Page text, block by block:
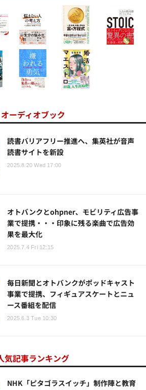
オーディオブック
読書バリアフリー推進へ、集英社が音声
読書サイトを新設
2025.8.20 Wed 17:00
オトバンクとohpner、モビリティ広告事
業で提携・・・印象に残る楽曲で広告効
果を最大化
2025.7.4 Fri 12:15
毎日新聞とオトバンクがポッドキャスト
事業で提携、フィギュアスケートとニュ
ース番組を配信
2025.6.3 Tue 10:30
気記事ランキング
NHK「ピタゴラスイッチ」制作陣と教育